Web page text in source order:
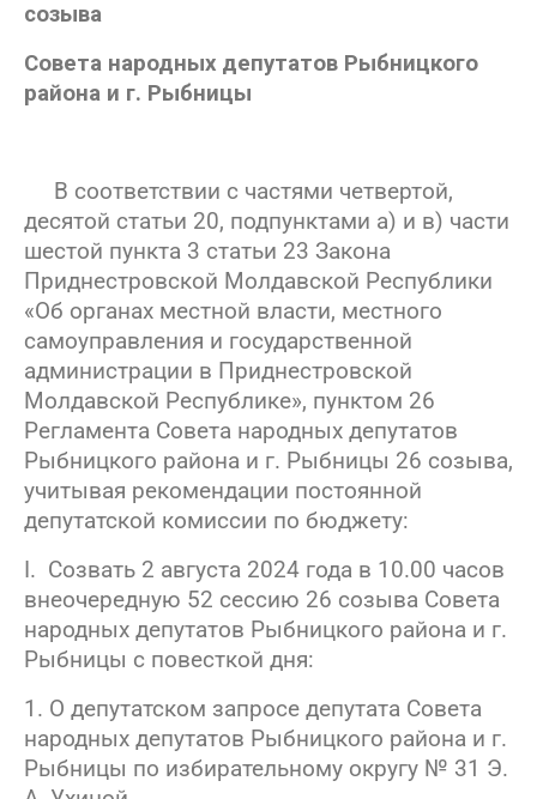
созыва
Совета народных депутатов Рыбницкого
района и г. Рыбницы
В соответствии с частями четвертой,
десятой статьи 20, подпунктами а) и в) части
шестой пункта 3 статьи 23 Закона
Приднестровской Молдавской Республики
«Об органах местной власти, местного
самоуправления и государственной
администрации в Приднестровской
Молдавской Республике», пунктом 26
Регламента Совета народных депутатов
Рыбницкого района и г. Рыбницы 26 созыва,
учитывая рекомендации постоянной
депутатской комиссии по бюджету:
. Созвать 2 августа 2024 года в 10.00 часов
внеочередную 52 сессию 26 созыва Совета
народных депутатов Рыбницкого района и г.
Рыбницы с повесткой дня:
1. О депутатском запросе депутата Совета
народных депутатов Рыбницкого района и г.
Рыбницы по избирательному округу № 31 Э.